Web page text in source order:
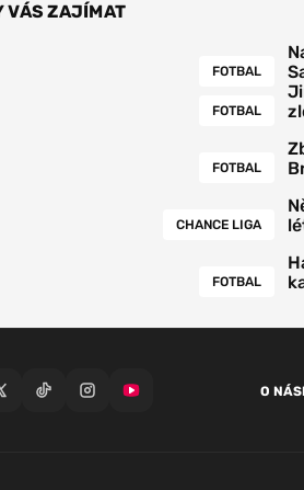
VÁS ZAJÍMAT
FOTBAL
FOTBAL
FOTBAL
CHANCE LIGA
FOTBAL
O NÁS